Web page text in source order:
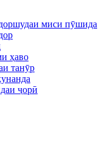
миси пӯшида
ҳаво
танӯр
ҷорӣ